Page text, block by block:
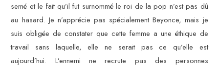
semé et le fait qu’il fut surnommé le roi de la pop n’est pas dû
au hasard. Je n’apprécie pas spécialement Beyonce, mais je
suis obligée de constater que cette femme a une éthique de
travail sans laquelle, elle ne serait pas ce qu’elle est
aujourd’hui. L’ennemi ne recrute pas des personnes